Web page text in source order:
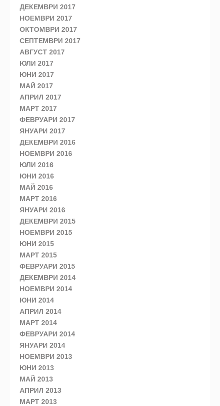
ДЕКЕМВРИ 2017
НОЕМВРИ 2017
ОКТОМВРИ 2017
СЕПТЕМВРИ 2017
АВГУСТ 2017
ЮЛИ 2017
ЮНИ 2017
МАЙ 2017
АПРИЛ 2017
МАРТ 2017
ФЕВРУАРИ 2017
ЯНУАРИ 2017
ДЕКЕМВРИ 2016
НОЕМВРИ 2016
ЮЛИ 2016
ЮНИ 2016
МАЙ 2016
МАРТ 2016
ЯНУАРИ 2016
ДЕКЕМВРИ 2015
НОЕМВРИ 2015
ЮНИ 2015
МАРТ 2015
ФЕВРУАРИ 2015
ДЕКЕМВРИ 2014
НОЕМВРИ 2014
ЮНИ 2014
АПРИЛ 2014
МАРТ 2014
ФЕВРУАРИ 2014
ЯНУАРИ 2014
НОЕМВРИ 2013
ЮНИ 2013
МАЙ 2013
АПРИЛ 2013
МАРТ 2013